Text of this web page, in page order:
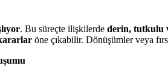
. Bu süreçte ilişkilerde derin, tutkulu
öne çıkabilir. Dönüşümler veya